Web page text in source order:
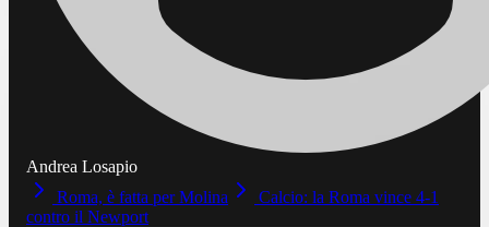
Andrea Losapio
Roma, è fatta per Molina
Calcio: la Roma vince 4-1
contro il Newport